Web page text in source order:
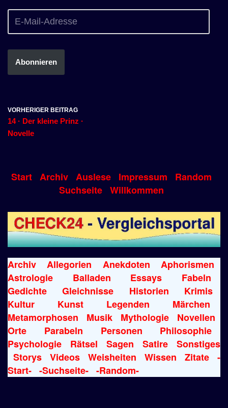
Abonnieren
VORHERIGER BEITRAG
14 · Der kleine Prinz ·
Novelle
Start Archiv Auslese Impressum
Random
Suchseite Willkommen
Archiv Allegorien Anekdoten
Aphorismen
Astrologie
Balladen Essays
Fabeln
Gedichte
Gleichnisse Historien
Krimis
Kultur
Kunst Legenden
Märchen
Metamorphosen
Musik Mythologie
Novellen
Orte
Parabeln Personen
Philosophie
Psychologie
Rätsel Sagen Satire
Sonstiges
Storys
Videos Weisheiten Wissen Zitate
-
Start- -Suchseite- -Random-